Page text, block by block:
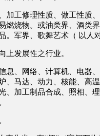
加工修理性质、做工性质
燃烧物。或油类界、酒类
。军界、歌舞艺术（ 以
上发展性之行业。
息、网络、计算机、电器
、马达、动力、核能、高
、加工制品合成、照相、